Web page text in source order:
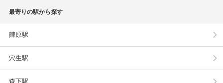
最寄りの駅から探す
陣原駅
穴生駅
森下駅